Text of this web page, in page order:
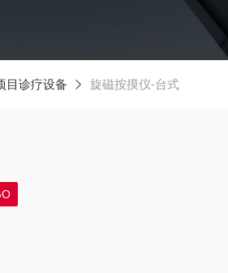
目诊疗设备 旋磁按摸仪-台式